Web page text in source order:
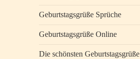
Geburtstagsgrüße Sprüche
Geburtstagsgrüße Online
Die schönsten Geburtstagsgrüße